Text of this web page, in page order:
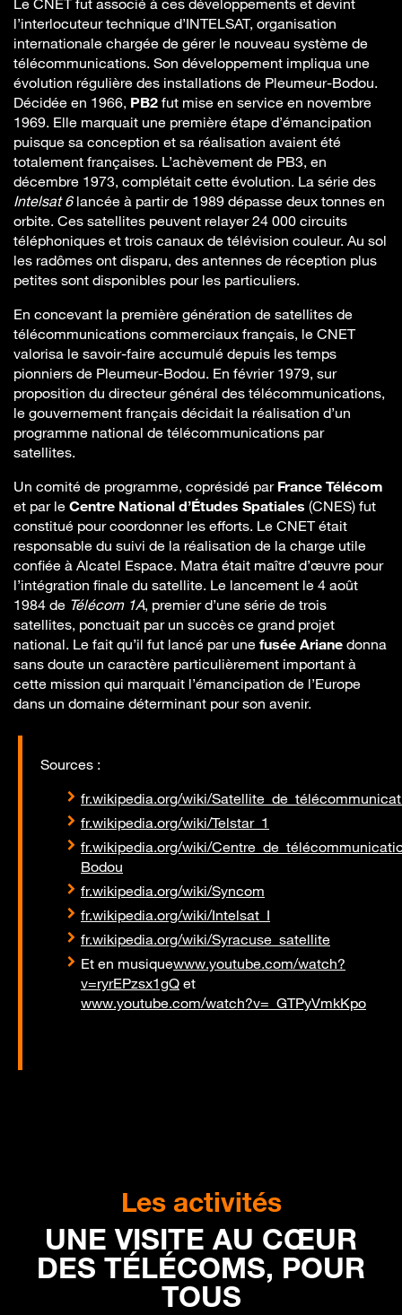
Le CNET fut associé à ces développements et devint
l’interlocuteur technique d’INTELSAT, organisation
internationale chargée de gérer le nouveau système de
télécommunications. Son développement impliqua une
évolution régulière des installations de Pleumeur-Bodou.
Décidée en 1966, PB2 fut mise en service en novembre
1969. Elle marquait une première étape d’émancipation
puisque sa conception et sa réalisation avaient été
totalement françaises. L’achèvement de PB3, en
décembre 1973, complétait cette évolution. La série des
Intelsat 6 lancée à partir de 1989 dépasse deux tonnes en
orbite. Ces satellites peuvent relayer 24 000 circuits
téléphoniques et trois canaux de télévision couleur. Au sol
les radômes ont disparu, des antennes de réception plus
petites sont disponibles pour les particuliers.
En concevant la première génération de satellites de
télécommunications commerciaux français, le CNET
valorisa le savoir-faire accumulé depuis les temps
pionniers de Pleumeur-Bodou. En février 1979, sur
proposition du directeur général des télécommunications,
le gouvernement français décidait la réalisation d’un
programme national de télécommunications par
satellites.
Un comité de programme, coprésidé par France Télécom
et par le Centre National d’Études Spatiales (CNES) fut
constitué pour coordonner les efforts. Le CNET était
responsable du suivi de la réalisation de la charge utile
confiée à Alcatel Espace. Matra était maître d’œuvre pour
l’intégration finale du satellite. Le lancement le 4 août
1984 de Télécom 1A, premier d’une série de trois
satellites, ponctuait par un succès ce grand projet
national. Le fait qu’il fut lancé par une fusée Ariane donna
sans doute un caractère particulièrement important à
cette mission qui marquait l’émancipation de l’Europe
dans un domaine déterminant pour son avenir.
Sources :
fr.wikipedia.org/wiki/
fr.wikipedia.org/wiki/Telstar_1
fr.wikipedia.org/wiki/
Bodou
fr.wikipedia.org/wiki/Syncom
fr.wikipedia.org/wiki/Intelsat_I
fr.wikipedia.org/wiki/Syracuse_satellite
Et en musiquewww.youtube.com/watch?
v=ryrEPzsx1gQ et
www.youtube.com/watch?v=_GTPyVmkKpo
Les activités
UNE VISITE AU CŒUR
DES TÉLÉCOMS, POUR
TOUS